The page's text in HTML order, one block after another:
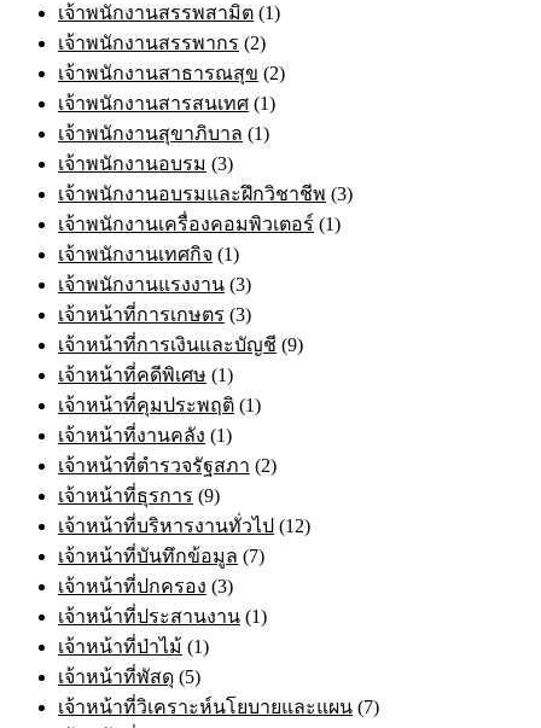
เจ้าพนักงานสรรพสามิต (1)
เจ้าพนักงานสรรพากร (2)
เจ้าพนักงานสาธารณสุข (2)
เจ้าพนักงานสารสนเทศ (1)
เจ้าพนักงานสุขาภิบาล (1)
เจ้าพนักงานอบรม (3)
เจ้าพนักงานอบรมและฝึกวิชาชีพ (3)
เจ้าพนักงานเครื่องคอมพิวเตอร์ (1)
เจ้าพนักงานเทศกิจ (1)
เจ้าพนักงานแรงงาน (3)
เจ้าหน้าที่การเกษตร (3)
เจ้าหน้าที่การเงินและบัญชี (9)
เจ้าหน้าที่คดีพิเศษ (1)
เจ้าหน้าที่คุมประพฤติ (1)
เจ้าหน้าที่งานคลัง (1)
เจ้าหน้าที่ตำรวจรัฐสภา (2)
เจ้าหน้าที่ธุรการ (9)
เจ้าหน้าที่บริหารงานทั่วไป (12)
เจ้าหน้าที่บันทึกข้อมูล (7)
เจ้าหน้าที่ปกครอง (3)
เจ้าหน้าที่ประสานงาน (1)
เจ้าหน้าที่ป่าไม้ (1)
เจ้าหน้าที่พัสดุ (5)
เจ้าหน้าที่วิเคราะห์นโยบายและแผน (7)